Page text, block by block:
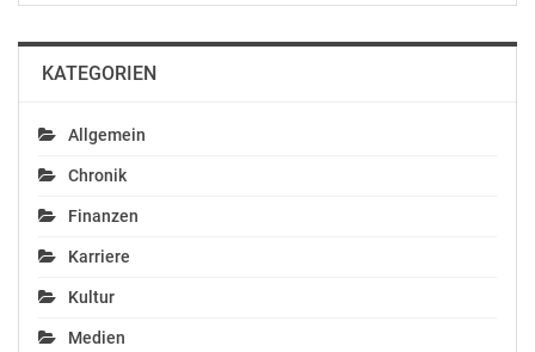
KATEGORIEN
Allgemein
Chronik
Finanzen
Karriere
Kultur
Medien